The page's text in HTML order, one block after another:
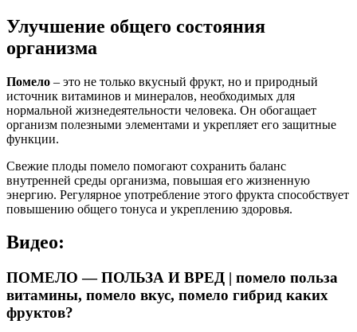
Улучшение общего состояния
организма
Помело – это не только вкусный фрукт, но и природный
источник витаминов и минералов, необходимых для
нормальной жизнедеятельности человека. Он обогащает
организм полезными элементами и укрепляет его защитные
функции.
Свежие плоды помело помогают сохранить баланс
внутренней среды организма, повышая его жизненную
энергию. Регулярное употребление этого фрукта способствует
повышению общего тонуса и укреплению здоровья.
Видео:
ПОМЕЛО — ПОЛЬЗА И ВРЕД | помело польза
витамины, помело вкус, помело гибрид каких
фруктов?